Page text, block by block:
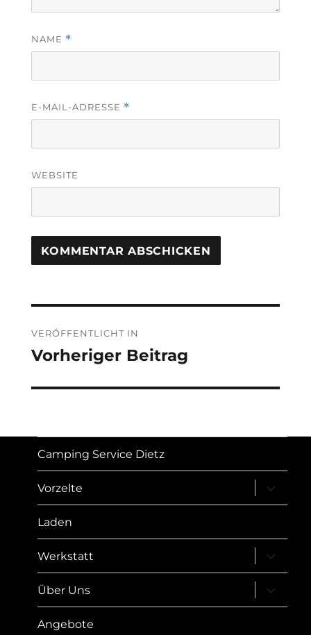
NAME *
E-MAIL-ADRESSE *
WEBSITE
VERÖFFENTLICHT IN
Vorheriger Beitrag
Camping Service Dietz
Vorzelte
öffnen
Laden
Werkstatt
öffnen
Über Uns
öffnen
Angebote